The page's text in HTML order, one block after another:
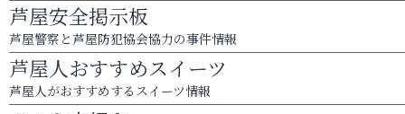
芦屋安全掲示板
芦屋警察と芦屋防犯協会協力の事件情報
芦屋人おすすめスイーツ
芦屋人がおすすめするスイーツ情報